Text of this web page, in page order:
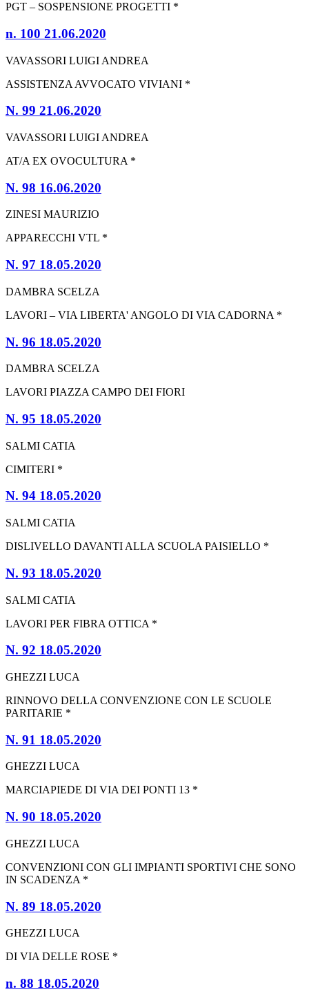
PGT – SOSPENSIONE PROGETTI *
n. 100 21.06.2020
VAVASSORI LUIGI ANDREA
ASSISTENZA AVVOCATO VIVIANI *
N. 99 21.06.2020
VAVASSORI LUIGI ANDREA
AT/A EX OVOCULTURA *
N. 98 16.06.2020
ZINESI MAURIZIO
APPARECCHI VTL *
N. 97 18.05.2020
DAMBRA SCELZA
LAVORI – VIA LIBERTA' ANGOLO DI VIA CADORNA *
N. 96 18.05.2020
DAMBRA SCELZA
LAVORI PIAZZA CAMPO DEI FIORI
N. 95 18.05.2020
SALMI CATIA
CIMITERI *
N. 94 18.05.2020
SALMI CATIA
DISLIVELLO DAVANTI ALLA SCUOLA PAISIELLO *
N. 93 18.05.2020
SALMI CATIA
LAVORI PER FIBRA OTTICA *
N. 92 18.05.2020
GHEZZI LUCA
RINNOVO DELLA CONVENZIONE CON LE SCUOLE
PARITARIE *
N. 91 18.05.2020
GHEZZI LUCA
MARCIAPIEDE DI VIA DEI PONTI 13 *
N. 90 18.05.2020
GHEZZI LUCA
CONVENZIONI CON GLI IMPIANTI SPORTIVI CHE SONO
IN SCADENZA *
N. 89 18.05.2020
GHEZZI LUCA
DI VIA DELLE ROSE *
n. 88 18.05.2020